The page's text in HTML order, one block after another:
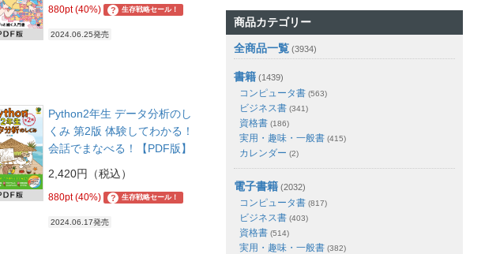
880pt (40%) ? 生存戦略セール！
2024.06.25発売
Python2年生 データ分析のし
くみ 第2版 体験してわかる！
会話でまなべる！【PDF版】
2,420円（税込）
880pt (40%) ? 生存戦略セール！
2024.06.17発売
商品カテゴリー
全商品一覧 (3934)
書籍 (1439)
コンピュータ書 (563)
ビジネス書 (341)
資格書 (186)
実用・趣味・一般書 (415)
カレンダー (2)
電子書籍 (2032)
コンピュータ書 (817)
ビジネス書 (403)
資格書 (514)
実用・趣味・一般書 (382)